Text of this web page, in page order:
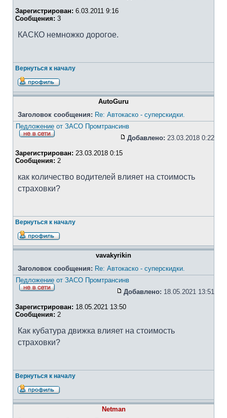
Зарегистрирован: 6.03.2011 9:16
Сообщения: 3
КАСКО немножко дорогое.
Вернуться к началу
AutoGuru
Заголовок сообщения: Re: Автокаско - суперскидки.
Педложение от ЗАСО Промтрансинв
Добавлено: 23.03.2018 0:22
Зарегистрирован: 23.03.2018 0:15
Сообщения: 2
как количество водителей влияет на стоимость
страховки?
Вернуться к началу
vavakyrikin
Заголовок сообщения: Re: Автокаско - суперскидки.
Педложение от ЗАСО Промтрансинв
Добавлено: 18.05.2021 13:51
Зарегистрирован: 18.05.2021 13:50
Сообщения: 2
Как кубатура движка влияет на стоимость
страховки?
Вернуться к началу
Netman